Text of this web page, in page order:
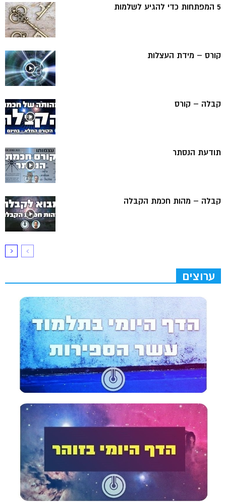
5 המפתחות כדי להגיע לשלמות
קורס – מידת העצלות
קבלה – קורס
תודעת הנסתר
קבלה – מהות חכמת הקבלה
ערוצים